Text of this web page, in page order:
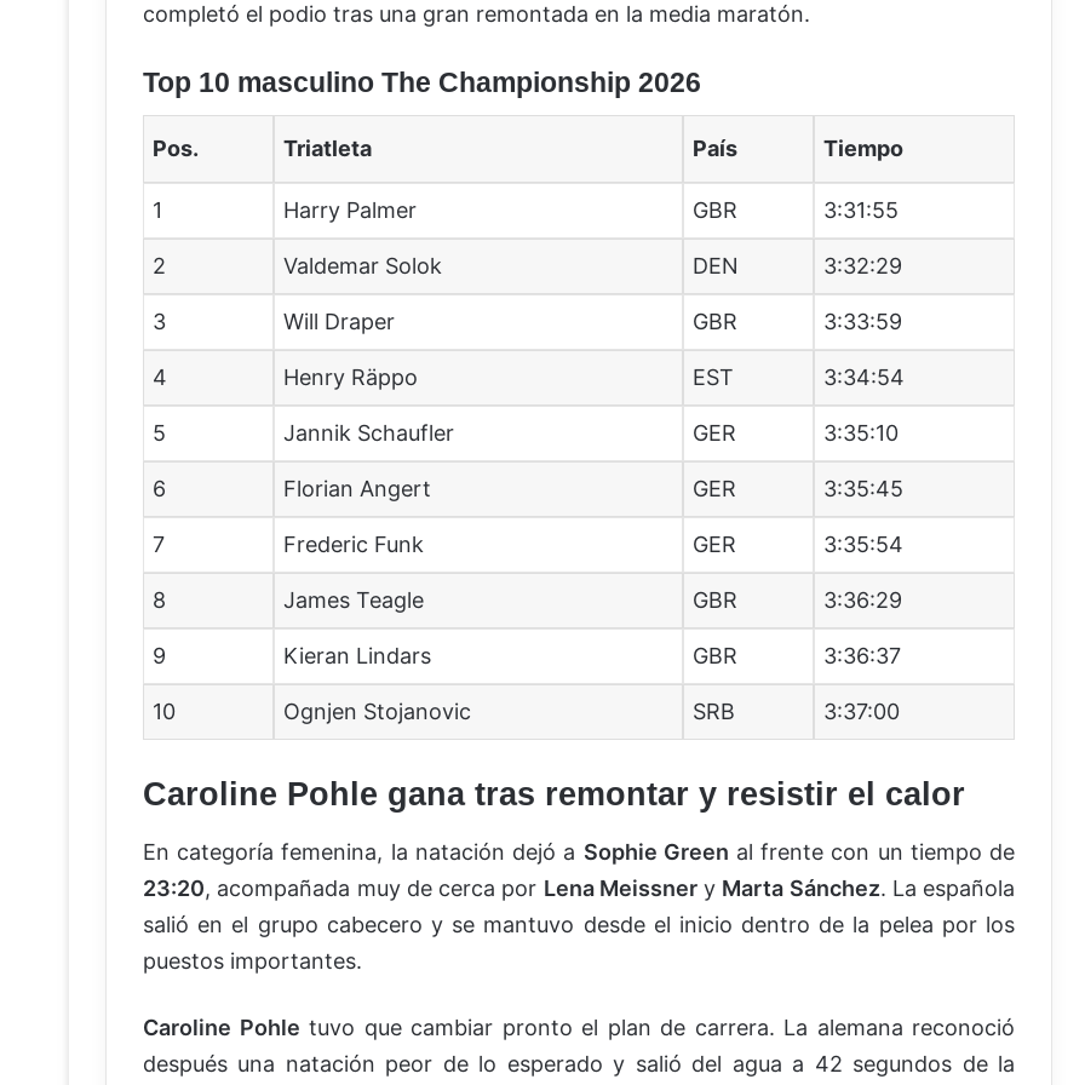
completó el podio tras una gran remontada en la media maratón.
Top 10 masculino The Championship 2026
Pos. Triatleta País Tiempo
1 Harry Palmer GBR 3:31:55
2 Valdemar Solok DEN 3:32:29
3 Will Draper GBR 3:33:59
4 Henry Räppo EST 3:34:54
5 Jannik Schaufler GER 3:35:10
6 Florian Angert GER 3:35:45
7 Frederic Funk GER 3:35:54
8 James Teagle GBR 3:36:29
9 Kieran Lindars GBR 3:36:37
10 Ognjen Stojanovic SRB 3:37:00
Caroline Pohle gana tras remontar y resistir el calor
En categoría femenina, la natación dejó a Sophie Green al frente con un tiempo de
23:20, acompañada muy de cerca por Lena Meissnery Marta Sánchez. La española
salió en el grupo cabecero y se mantuvo desde el inicio dentro de la pelea por los
puestos importantes.
Caroline Pohle tuvo que cambiar pronto el plan de carrera. La alemana reconoció
después una natación peor de lo esperado y salió del agua a 42 segundos de la